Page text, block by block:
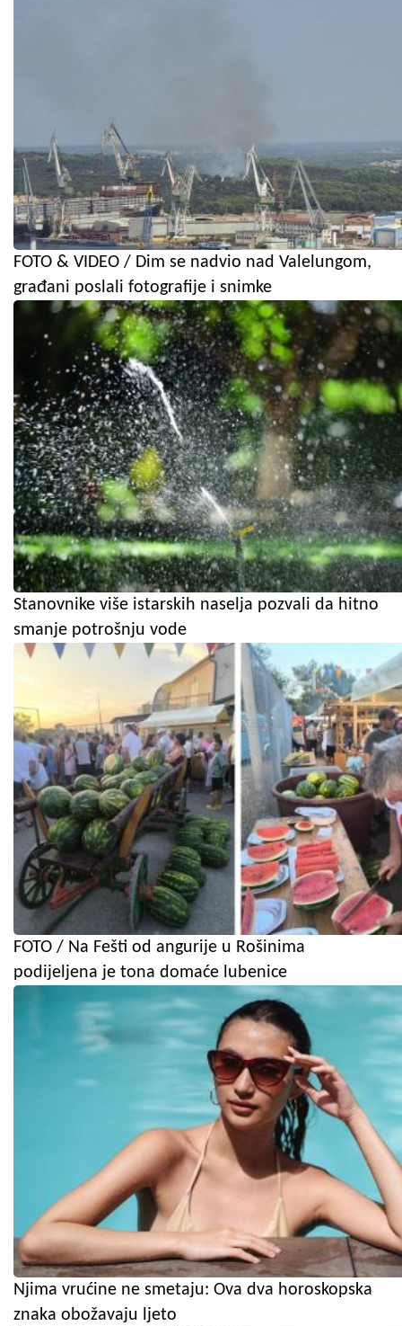
FOTO & VIDEO / Dim se nadvio nad Valelungom,
građani poslali fotografije i snimke
Stanovnike više istarskih naselja pozvali da hitno
smanje potrošnju vode
FOTO / Na Fešti od angurije u Rošinima
podijeljena je tona domaće lubenice
Njima vrućine ne smetaju: Ova dva horoskopska
znaka obožavaju ljeto